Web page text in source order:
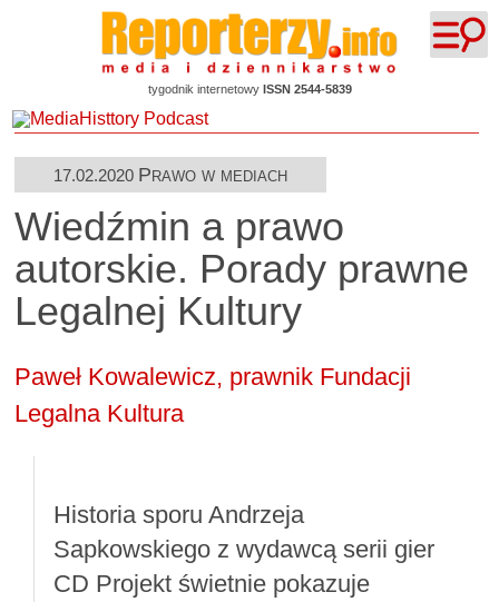
tygodnik internetowy ISSN 2544-5839
17.02.2020 Prawo w mediach
Wiedźmin a prawo
autorskie. Porady prawne
Legalnej Kultury
Paweł Kowalewicz, prawnik Fundacji
Legalna Kultura
Historia sporu Andrzeja
Sapkowskiego z wydawcą serii gier
CD Projekt świetnie pokazuje